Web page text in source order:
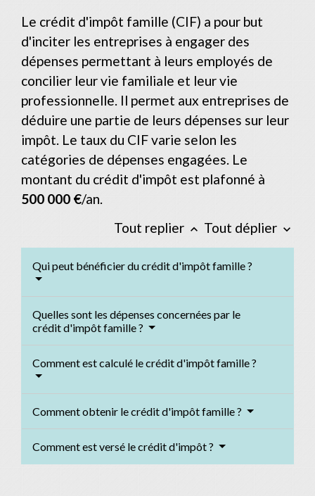
Le crédit d'impôt famille (CIF) a pour but
d'inciter les entreprises à engager des
dépenses permettant à leurs employés de
concilier leur vie familiale et leur vie
professionnelle. Il permet aux entreprises de
déduire une partie de leurs dépenses sur leur
impôt. Le taux du CIF varie selon les
catégories de dépenses engagées. Le
montant du crédit d'impôt est plafonné à
500 000 €/an.
Tout replier keyboard_arrow_up Tout déplier keyboard_arrow_down
Qui peut bénéficier du crédit d'impôt famille ?
Quelles sont les dépenses concernées par le
crédit d'impôt famille ?
Comment est calculé le crédit d'impôt famille ?
Comment obtenir le crédit d'impôt famille ?
Comment est versé le crédit d'impôt ?